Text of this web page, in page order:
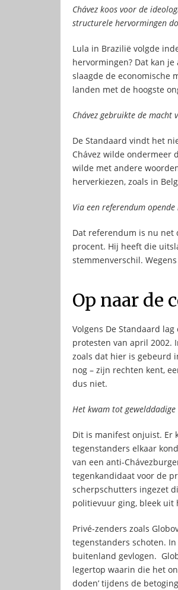
Chávez koos voor de
structurele hervormingen
Lula in Brazilië volgde
hervormingen? Dat kan
slaagde de economische
landen met de hoogste
Chávez gebruikte de
De Standaard vindt het
Chávez wilde ondermeer
wilde met andere
herverkiezen, zoals in
Via een referendum
Dat referendum is nu net
procent. Hij heeft die
stemmenverschil.
Op naar de
Volgens De Standaard lag
protesten van april 2002.
zoals dat hier is gebeurd
nog – zijn rechten kent,
dus niet.
Het kwam tot
Dit is manifest onjuist. Er
tegenstanders elkaar
van een anti-
tegenkandidaat voor de
scherpschutters ingezet
politievuur ging, bleek uit
Privé-zenders zoals
tegenstanders schoten.
buitenland gevlogen.
legertop waarin die het
doden’ tijdens de